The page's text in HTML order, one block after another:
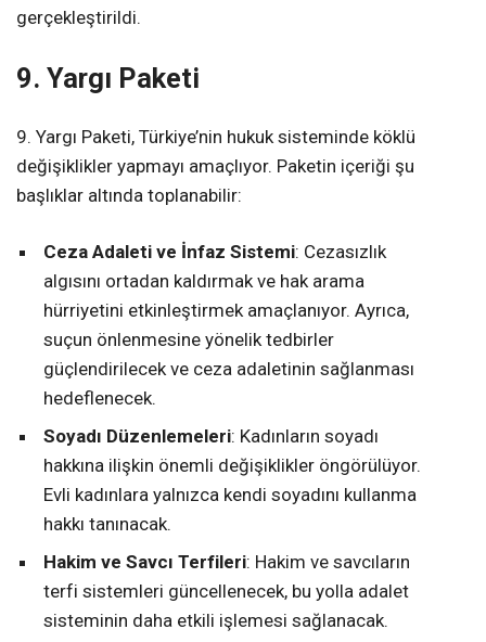
gerçekleştirildi.
9. Yargı Paketi
9. Yargı Paketi, Türkiye’nin hukuk sisteminde köklü
değişiklikler yapmayı amaçlıyor. Paketin içeriği şu
başlıklar altında toplanabilir:
Ceza Adaleti ve İnfaz Sistemi: Cezasızlık
algısını ortadan kaldırmak ve hak arama
hürriyetini etkinleştirmek amaçlanıyor. Ayrıca,
suçun önlenmesine yönelik tedbirler
güçlendirilecek ve ceza adaletinin sağlanması
hedeflenecek.
Soyadı Düzenlemeleri: Kadınların soyadı
hakkına ilişkin önemli değişiklikler öngörülüyor.
Evli kadınlara yalnızca kendi soyadını kullanma
hakkı tanınacak.
Hakim ve Savcı Terfileri: Hakim ve savcıların
terfi sistemleri güncellenecek, bu yolla adalet
sisteminin daha etkili işlemesi sağlanacak.